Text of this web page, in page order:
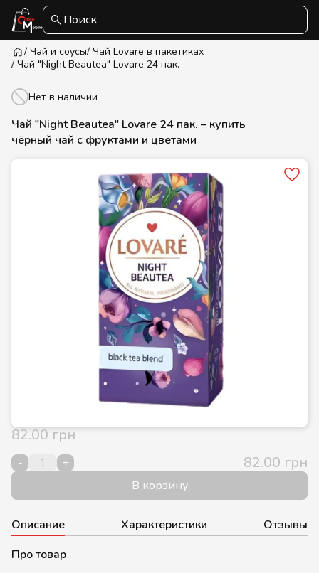
Поиск
/ Чай и соусы/ Чай Lovare в пакетиках
/ Чай "Night Beautea" Lovare 24 пак.
Нет в наличии
Чай "Night Beautea" Lovare 24 пак. – купить
чёрный чай с фруктами и цветами
82.00 грн
- + 82.00 грн
В корзину
Описание Характеристики
Отзывы
Про товар